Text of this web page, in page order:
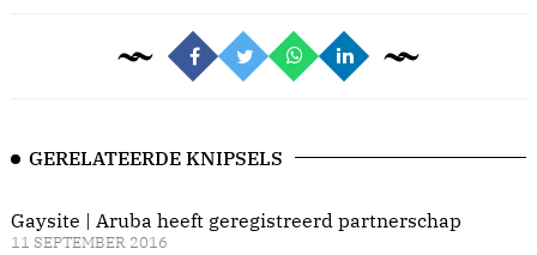
GERELATEERDE KNIPSELS
Gaysite | Aruba heeft geregistreerd partnerschap
11 SEPTEMBER 2016